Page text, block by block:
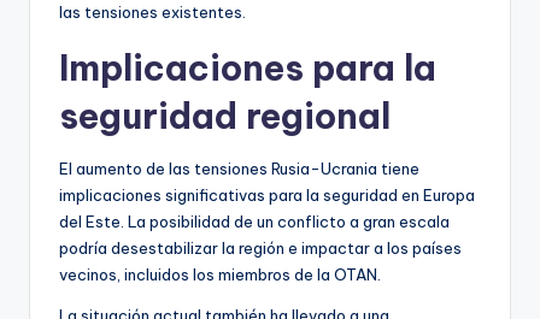
las tensiones existentes.
Implicaciones para la
seguridad regional
El aumento de las tensiones Rusia-Ucrania tiene
implicaciones significativas para la seguridad en Europa
del Este. La posibilidad de un conflicto a gran escala
podría desestabilizar la región e impactar a los países
vecinos, incluidos los miembros de la OTAN.